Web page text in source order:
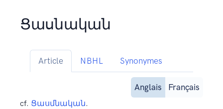
Ցասնական
Article NBHL Synonymes
Anglais Français
cf. Ցասմնական.